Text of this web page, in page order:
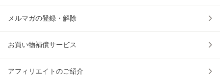
メルマガの登録・解除
お買い物補償サービス
アフィリエイトのご紹介